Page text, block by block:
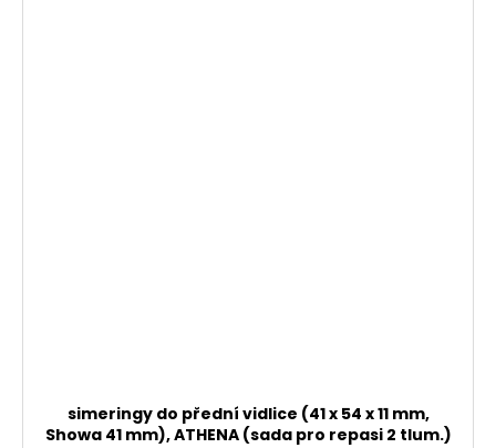
simeringy do přední vidlice (41 x 54 x 11 mm,
Showa 41 mm), ATHENA (sada pro repasi 2 tlum.)